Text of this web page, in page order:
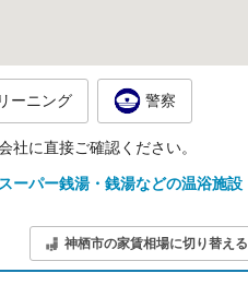
ーニング 警察
に直接ご確認ください。
ーパー銭湯・銭湯などの温浴施設
神栖市の家賃相場に切り替える